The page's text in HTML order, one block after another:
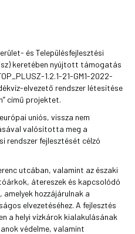
és Településfejlesztési
keretében nyújtott támogatás
1.2.1-21-GM1-2022-
elvezető rendszer létesítése
című projektet.
uniós, vissza nem
valósította meg a
rendszer fejlesztését célzó
utcában, valamint az északi
átereszek és kapcsolódó
hozzájárulnak a
elvezetéséhez. A fejlesztés
a helyi vízkárok kialakulásának
védelme, valamint